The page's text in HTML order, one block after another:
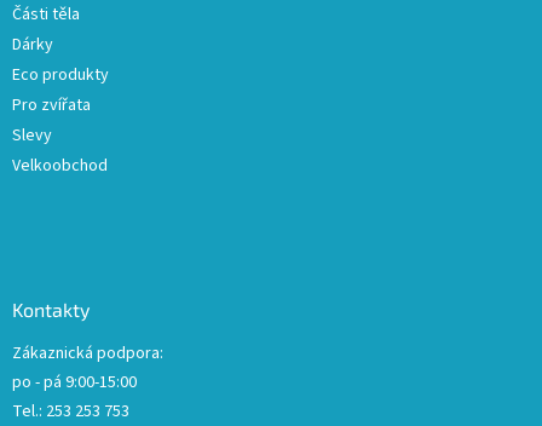
Části těla
Dárky
Eco produkty
Pro zvířata
Slevy
Velkoobchod
Kontakty
Zákaznická podpora:
po - pá 9:00-15:00
Tel.: 253 253 753